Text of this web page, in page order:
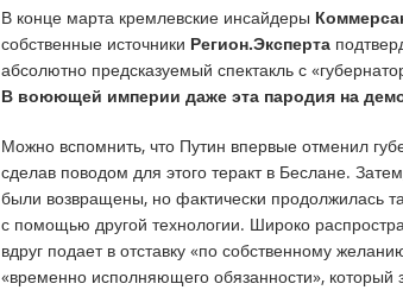
В конце марта кремлевские инсайдеры
собственные источники Регион.Эксперта
абсолютно предсказуемый спектакль с
В воюющей империи даже эта пародия на
Можно вспомнить, что Путин впервые отменил
сделав поводом для этого теракт в Беслане.
были возвращены, но фактически продолжилась
с помощью другой технологии. Широко
вдруг подает в отставку «по собственному
«временно исполняющего обязанности», который